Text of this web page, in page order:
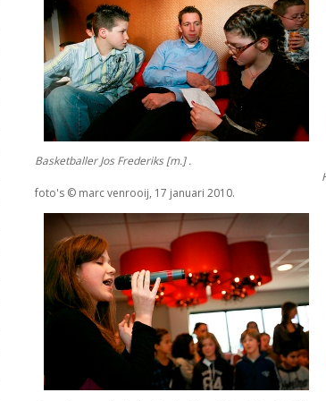
Basketballer Jos Frederiks [m.] .
foto's © marc venrooij, 17 januari 2010.